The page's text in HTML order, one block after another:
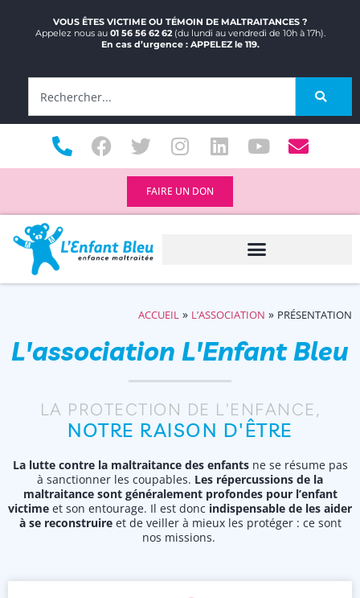
VOUS ÊTES VICTIME OU TÉMOIN DE MALTRAITANCES ?
Appelez nous au 01 56 56 62 62(du lundi au vendredi de 10h à 17h).
En cas d’urgence : APPELEZ le 119.
FAIRE UN DON
ACCUEIL » L’ASSOCIATION » PRÉSENTATION
L'association L'Enfant Bleu
LA PROTECTION DE L'ENFANCE,
NOTRE RAISON D'ÊTRE
La lutte contre la maltraitance des enfantsne se résume pas
à sanctionner les coupables. Les répercussions de la
maltraitance sont généralement profondes pour l’enfant
victime et son entourage. Il est donc indispensable de les aider
à se reconstruireet de veiller à mieux les protéger : ce sont
nos missions.